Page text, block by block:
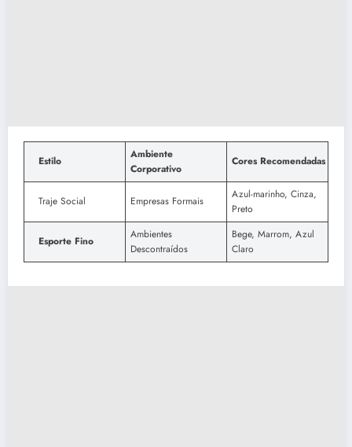
Estilo
Ambiente
Corporativo
Cores Recomendadas
Traje Social Empresas Formais
Azul-marinho, Cinza,
Preto
Esporte Fino
Ambientes
Descontraídos
Bege, Marrom, Azul
Claro